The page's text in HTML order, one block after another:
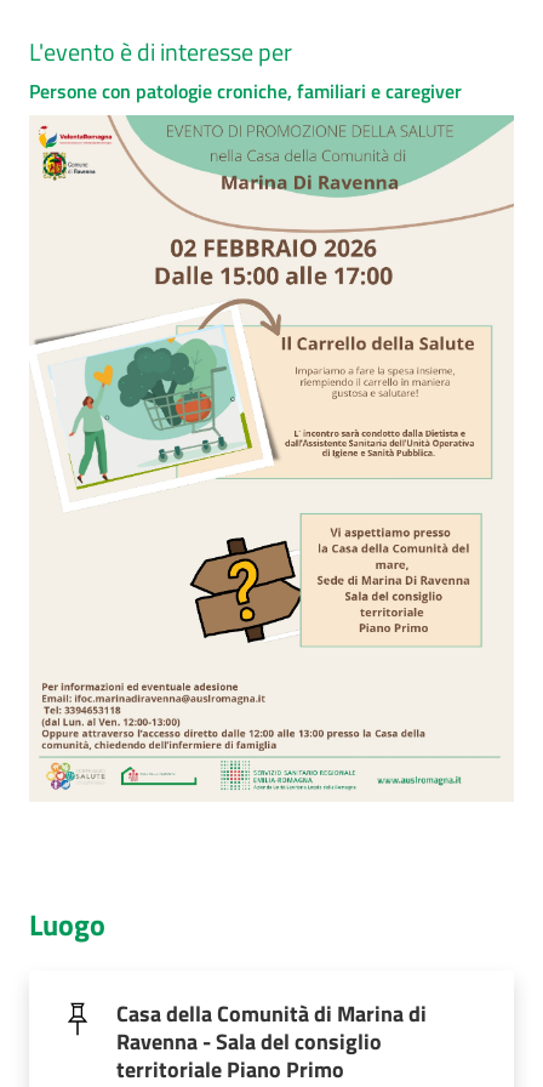
Seguici
su
L'evento è di interesse per
Persone con patologie croniche, familiari e caregiver
Luogo
Casa della Comunità di Marina di
Ravenna - Sala del consiglio
territoriale Piano Primo